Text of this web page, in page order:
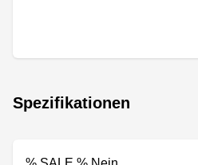
Spezifikationen